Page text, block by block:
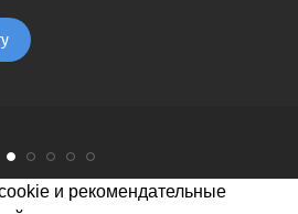
и рекомендательные